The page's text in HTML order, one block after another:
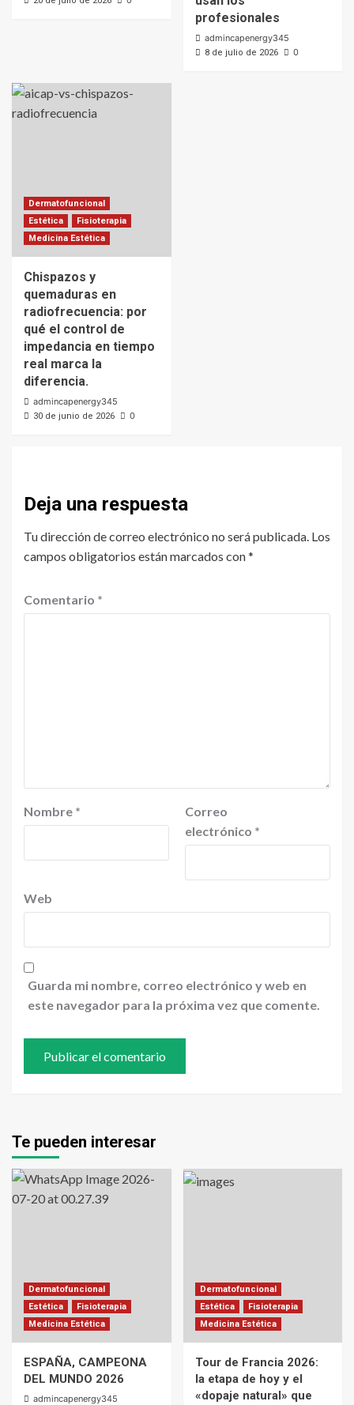
profesionales
admincapenergy345
8 de julio de 2026 0
Dermatofuncional
Estética
Fisioterapia
Medicina Estética
Chispazos y
quemaduras en
radiofrecuencia: por
qué el control de
impedancia en tiempo
real marca la
diferencia.
admincapenergy345
30 de junio de 2026 0
Deja una respuesta
Tu dirección de correo electrónico no será publicada. Los
campos obligatorios están marcados con*
Comentario *
Nombre *
Correo
electrónico *
Web
Guarda mi nombre, correo electrónico y web en
este navegador para la próxima vez que comente.
Te pueden interesar
Dermatofuncional
Estética
Fisioterapia
Medicina Estética
ESPAÑA, CAMPEONA
DEL MUNDO 2026
admincapenergy345
Dermatofuncional
Estética
Fisioterapia
Medicina Estética
Tour de Francia 2026:
la etapa de hoy y el
«dopaje natural» que